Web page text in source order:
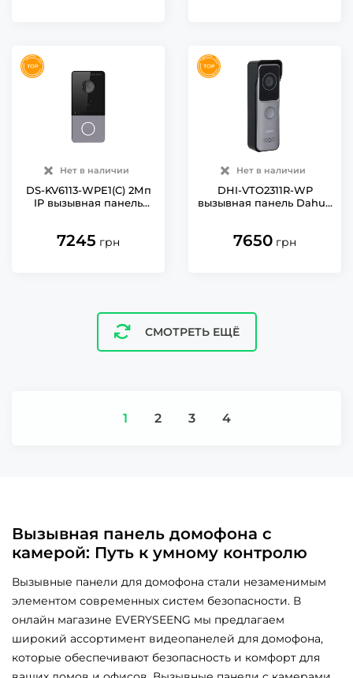
Нет в наличии
DS-KV6113-WPE1(C) 2Мп
IP вызывная панель
7245 грн
Нет в наличии
DHI-VTO2311R-WP
вызывная панель Dahua
7650 грн
СМОТРЕТЬ ЕЩЁ
1 2 3 4
Вызывная панель домофона с
камерой: Путь к умному контролю
Вызывные панели для домофона стали незаменимым
элементом современных систем безопасности. В
онлайн магазине EVERYSEENG мы предлагаем
широкий ассортимент видеопанелей для домофона,
которые обеспечивают безопасность и комфорт для